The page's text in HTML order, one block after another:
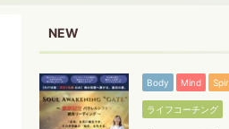
NEW
Body Mind
ライフコーチング